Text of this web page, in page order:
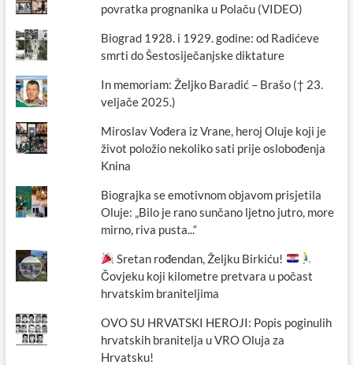
povratka prognanika u Polaču (VIDEO)
Biograd 1928. i 1929. godine: od Radićeve
smrti do Šestosiječanjske diktature
In memoriam: Željko Baradić – Brašo († 23.
veljače 2025.)
Miroslav Vođera iz Vrane, heroj Oluje koji je
život položio nekoliko sati prije oslobođenja
Knina
Biograjka se emotivnom objavom prisjetila
Oluje: „Bilo je rano sunčano ljetno jutro, more
mirno, riva pusta...“
Sretan rođendan, Željku Birkiću!
Čovjeku koji kilometre pretvara u počast
hrvatskim braniteljima
OVO SU HRVATSKI HEROJI: Popis poginulih
hrvatskih branitelja u VRO Oluja za
Hrvatsku!